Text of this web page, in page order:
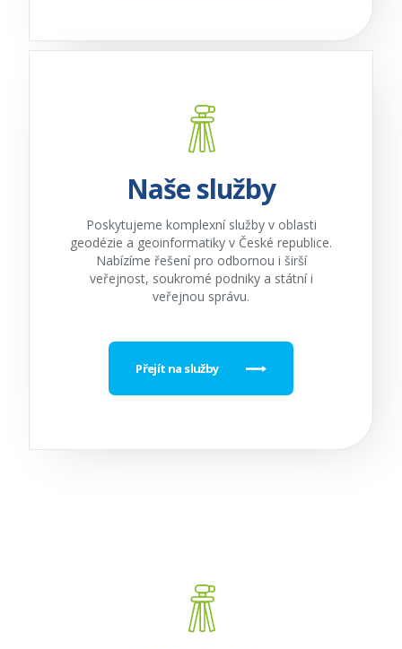
Naše služby
Poskytujeme komplexní služby v oblasti
geodézie a geoinformatiky v České republice.
Nabízíme řešení pro odbornou i širší
veřejnost, soukromé podniky a státní i
veřejnou správu.
Přejít na služby